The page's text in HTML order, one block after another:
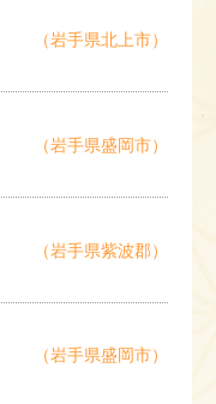
（岩手県北上市）
（岩手県盛岡市）
（岩手県紫波郡）
（岩手県盛岡市）